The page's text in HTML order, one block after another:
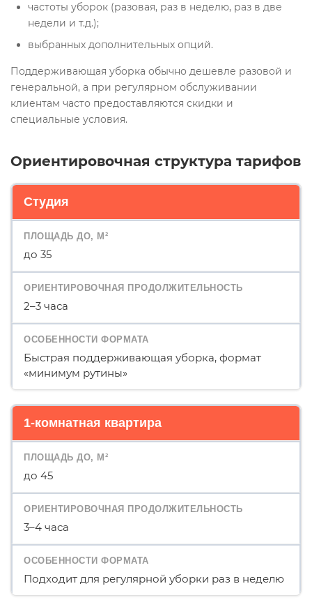
частоты уборок (разовая, раз в неделю, раз в две
недели и т.д.);
выбранных дополнительных опций.
Поддерживающая уборка обычно дешевле разовой и
генеральной, а при регулярном обслуживании
клиентам часто предоставляются скидки и
специальные условия.
Ориентировочная структура тарифов
Студия
до 35
2–3 часа
Быстрая поддерживающая уборка, формат
«минимум рутины»
1-комнатная квартира
до 45
3–4 часа
Подходит для регулярной уборки раз в неделю